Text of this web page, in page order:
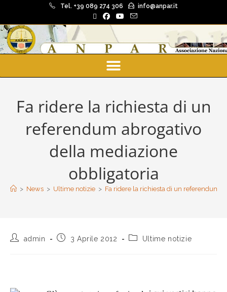
Tel. +39 089 274 306 info@anpar.it
Fa ridere la richiesta di un
referendum abrogativo
della mediazione
obbligatoria
> News > Ultime notizie > Fa ridere la richiesta di un referendum
admin 3 Aprile 2012 Ultime notizie